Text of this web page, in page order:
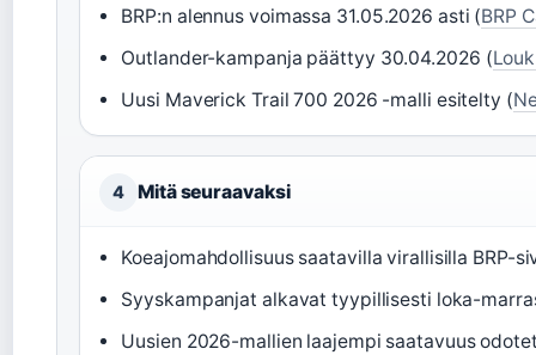
BRP:n alennus voimassa 31.05.2026 asti (BRP
Outlander-kampanja päättyy 30.04.2026 (
Uusi Maverick Trail 700 2026 -malli esitelty (
4 Mitä seuraavaksi
Koeajomahdollisuus saatavilla virallisilla BRP-
Syyskampanjat alkavat tyypillisesti loka-
Uusien 2026-mallien laajempi saatavuus